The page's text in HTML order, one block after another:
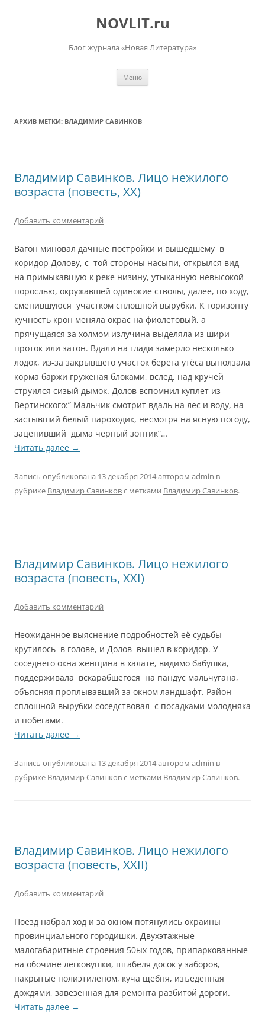
NOVLIT.ru
Блог журнала «Новая Литература»
Меню
АРХИВ МЕТКИ: ВЛАДИМИР САВИНКОВ
Владимир Савинков. Лицо нежилого
возраста (повесть, XX)
Добавить комментарий
Вагон миновал дачные постройки и вышедшему в
коридор Долову, с той стороны насыпи, открылся вид
на примыкавшую к реке низину, утыканную невысокой
порослью, окружавшей одинокие стволы, далее, по ходу,
сменившуюся участком сплошной вырубки. К горизонту
кучность крон меняла окрас на фиолетовый, а
прячущаяся за холмом излучина выделяла из шири
проток или затон. Вдали на глади замерло несколько
лодок, из-за закрывшего участок берега утёса выползала
корма баржи груженая блоками, вслед, над кручей
струился сизый дымок. Долов вспомнил куплет из
Вертинского:” Мальчик смотрит вдаль на лес и воду, на
застывший белый пароходик, несмотря на ясную погоду,
зацепивший дыма черный зонтик”…
Читать далее →
Запись опубликована 13 декабря 2014автором admin в
рубрике Владимир Савинковс метками Владимир Савинков.
Владимир Савинков. Лицо нежилого
возраста (повесть, XXI)
Добавить комментарий
Неожиданное выяснение подробностей её судьбы
крутилось в голове, и Долов вышел в коридор. У
соседнего окна женщина в халате, видимо бабушка,
поддерживала вскарабшегося на пандус мальчугана,
объясняя проплывавший за окном ландшафт. Район
сплошной вырубки соседствовал с посадками молодняка
и побегами.
Читать далее →
Запись опубликована 13 декабря 2014автором admin в
рубрике Владимир Савинковс метками Владимир Савинков.
Владимир Савинков. Лицо нежилого
возраста (повесть, XXII)
Добавить комментарий
Поезд набрал ход и за окном потянулись окраины
провинциального городишки. Двухэтажные
малогабаритные строения 50ых годов, припаркованные
на обочине легковушки, штабеля досок у заборов,
накрытые полиэтиленом, куча щебня, изъеденная
дождями, завезенная для ремонта разбитой дороги.
Читать далее →